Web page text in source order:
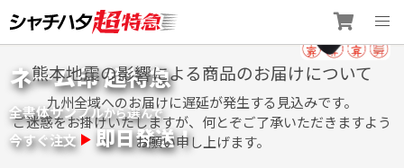
to
content
ネーム印 超特急
全書体サンプルから選んで
今すぐ注文 即日発送！
熊本地震の影響による商品のお届けについて
九州全域へのお届けに遅延が発生する見込みです。
ご迷惑をお掛けいたしますが、何とぞご了承いただきますよう
お願い申し上げます。